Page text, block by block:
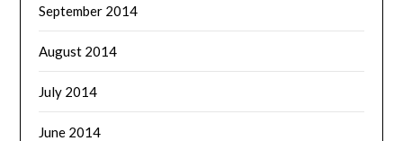
September 2014
August 2014
July 2014
June 2014